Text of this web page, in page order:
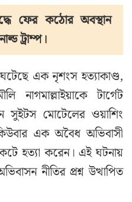
ফের কঠোর অবস্থান
ট্রাম্প।
ঘটেছে এক নৃশংস হত্যাকাণ্ড,
নাগমাল্লাইয়াকে টার্গেট
সুইটস মোটেলের ওয়াশিং
এক অবৈধ অভিবাসী
হত্যা করেন। এই ঘটনায়
নীতির প্রশ্ন উত্থাপিত